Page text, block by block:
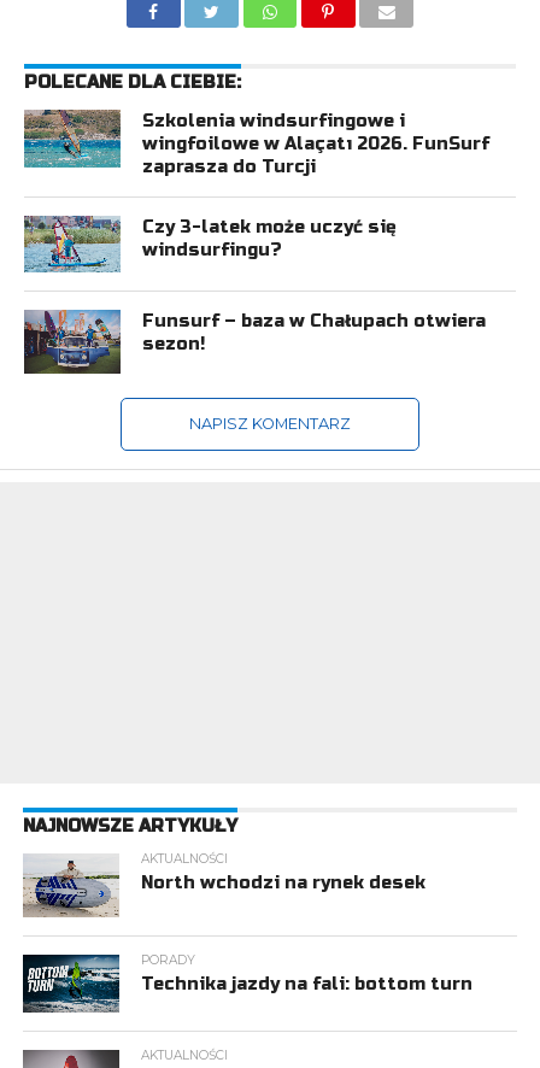
POLECANE DLA CIEBIE:
Szkolenia windsurfingowe i
wingfoilowe w Alaçatı 2026. FunSurf
zaprasza do Turcji
Czy 3-latek może uczyć się
windsurfingu?
Funsurf – baza w Chałupach otwiera
sezon!
NAPISZ KOMENTARZ
NAJNOWSZE ARTYKUŁY
AKTUALNOŚCI
North wchodzi na rynek desek
PORADY
Technika jazdy na fali: bottom turn
AKTUALNOŚCI